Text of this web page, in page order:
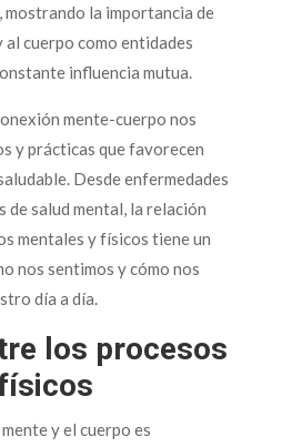
mostrando la importancia de
cuerpo como entidades
influencia mutua.
mente-cuerpo nos
y prácticas que favorecen
Desde enfermedades
de salud mental, la relación
mentales y físicos tiene un
nos sentimos y cómo nos
día a día.
los procesos
y el cuerpo es